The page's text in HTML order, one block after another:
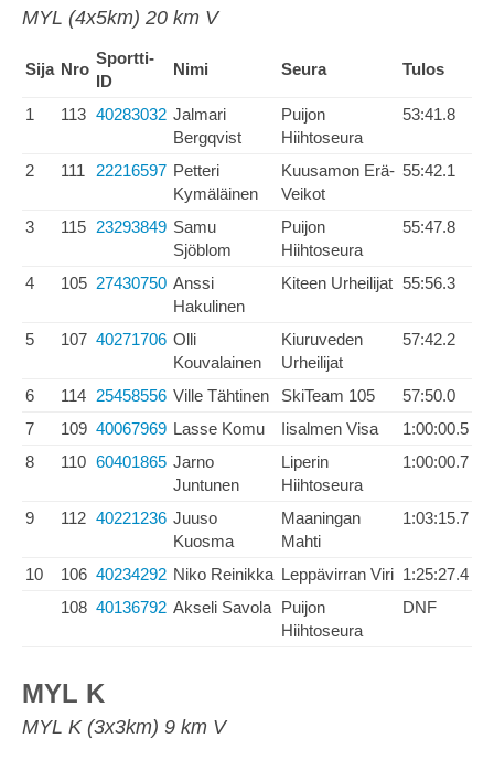
MYL (4x5km) 20 km V
Sija Nro
Sportti-
ID
Nimi Seura Tulos
1 113 40283032 Jalmari
Bergqvist
Puijon
Hiihtoseura
53:41.8
2 111 22216597 Petteri
Kymäläinen
Kuusamon Erä-
Veikot
55:42.1
3 115 23293849 Samu
Sjöblom
Puijon
Hiihtoseura
55:47.8
4 105 27430750 Anssi
Hakulinen
Kiteen Urheilijat 55:56.3
5 107 40271706 Olli
Kouvalainen
Kiuruveden
Urheilijat
57:42.2
6 114 25458556 Ville Tähtinen SkiTeam 105
57:50.0
7
109 40067969 Lasse Komu Iisalmen Visa
1:00:00.5
8
110 60401865 Jarno
Juntunen
Liperin
Hiihtoseura
1:00:00.7
9 112 40221236 Juuso
Kuosma
Maaningan
Mahti
1:03:15.7
10 106 40234292 Niko Reinikka Leppävirran Viri 1:25:27.4
108 40136792 Akseli Savola Puijon
Hiihtoseura
DNF
MYL K
MYL K (3x3km) 9 km V